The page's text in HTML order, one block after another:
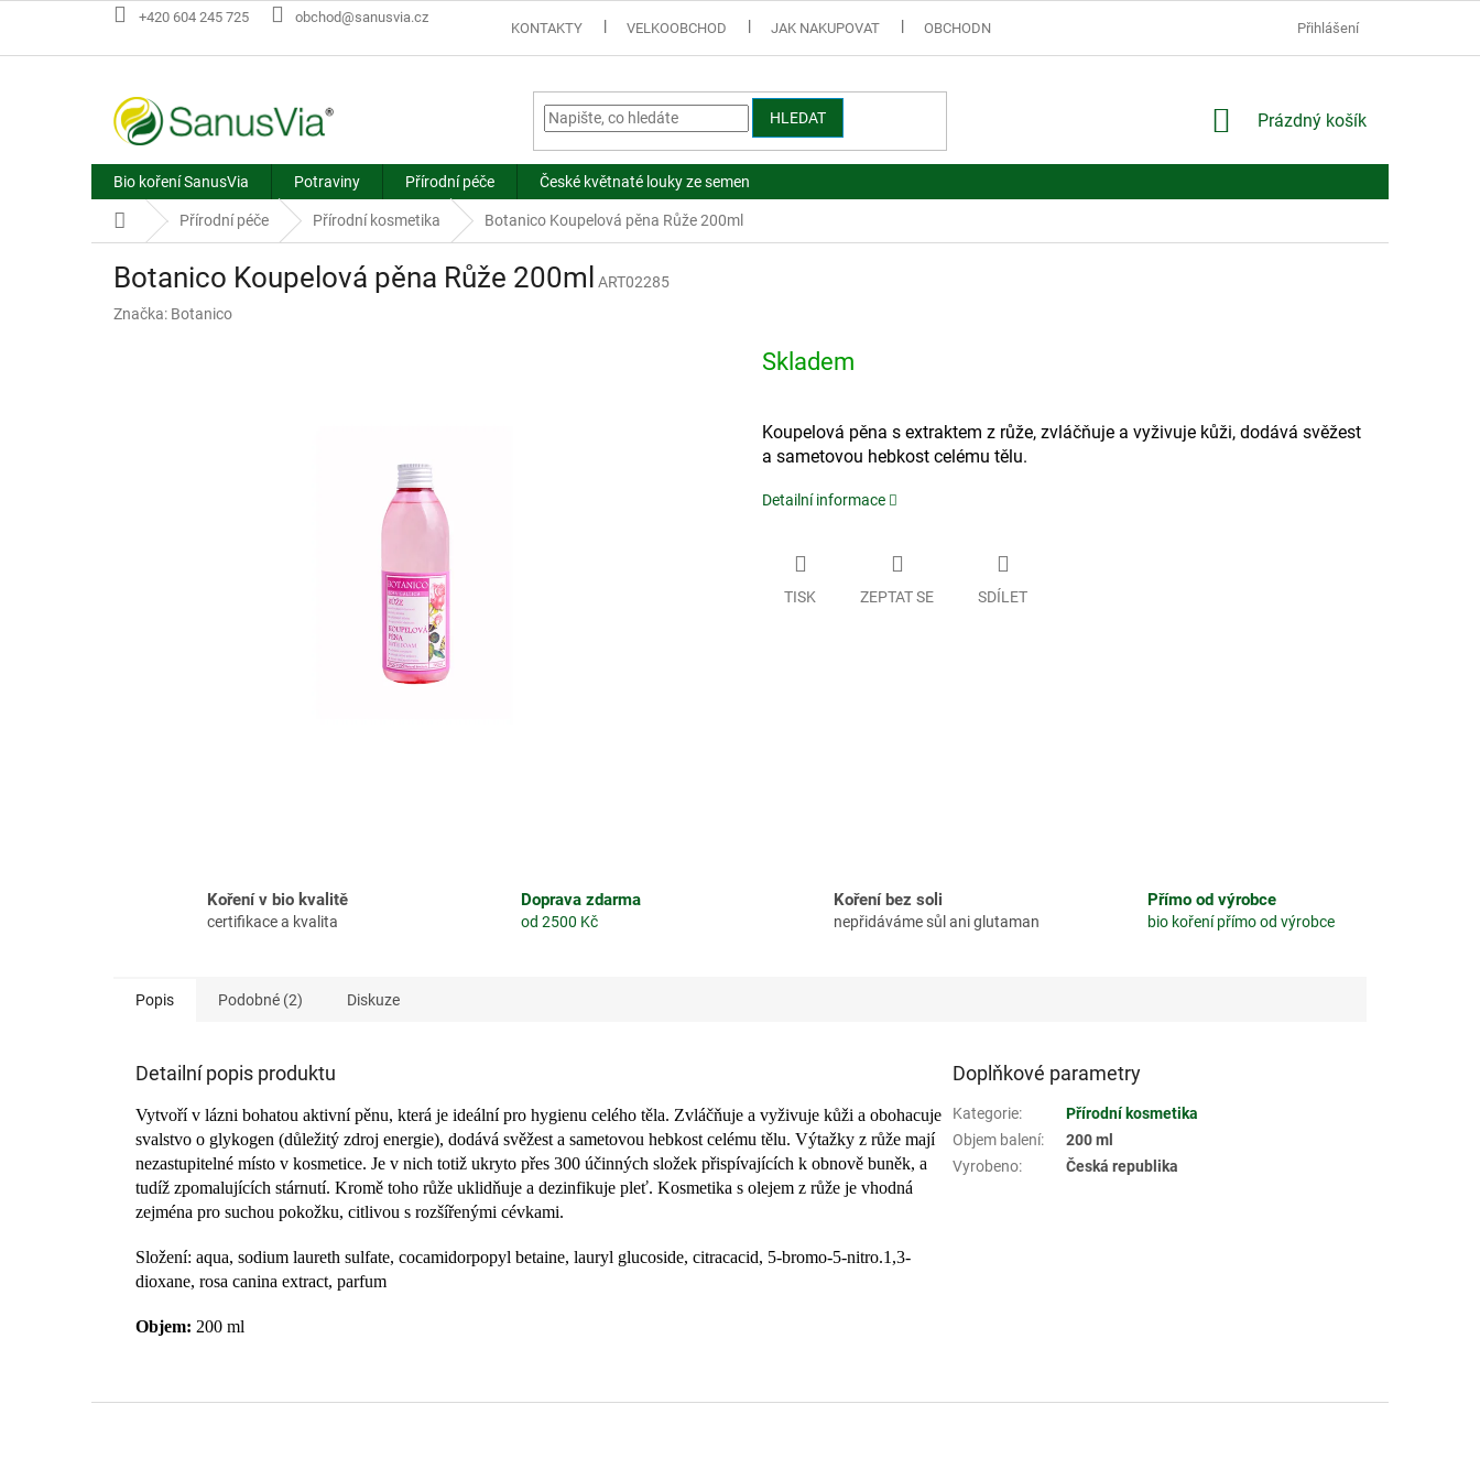
+420 604 245 725 obchod@sanusvia.cz
KONTAKTY VELKOOBCHOD JAK NAKUPOVAT OBCHODNÍ PODMÍNKY PODMÍNKY OCHRANY OSOBNÍCH ÚDAJŮ
Přihlášení
HLEDAT
NÁKUPNÍ
Prázdný košík
Bio koření SanusVia Potraviny Přírodní péče České květnaté louky ze semen
Domů Přírodní péče Přírodní kosmetika Botanico Koupelová pěna Růže 200ml
Botanico Koupelová pěna Růže 200ml
ART02285
Značka: Botanico
Skladem
Koupelová pěna s extraktem z růže, zvláčňuje a vyživuje kůži, dodává svěžest
a sametovou hebkost celému tělu.
Detailní informace
TISK ZEPTAT SE SDÍLET
Koření v bio kvalitě
certifikace a kvalita
Doprava zdarma
od 2500 Kč
Koření bez soli
nepřidáváme sůl ani glutaman
Přímo od výrobce
bio koření přímo od výrobce
Popis Podobné (2) Diskuze
Detailní popis produktu
Vytvoří v lázni bohatou aktivní pěnu, která je ideální pro hygienu celého těla. Zvláčňuje a vyživuje kůži a obohacuje
svalstvo o glykogen (důležitý zdroj energie), dodává svěžest a sametovou hebkost celému tělu. Výtažky z růže mají
nezastupitelné místo v kosmetice. Je v nich totiž ukryto přes 300 účinných složek přispívajících k obnově buněk, a
tudíž zpomalujících stárnutí. Kromě toho růže uklidňuje a dezinfikuje pleť. Kosmetika s olejem z růže je vhodná
zejména pro suchou pokožku, citlivou s rozšířenými cévkami.
Složení: aqua, sodium laureth sulfate, cocamidorpopyl betaine, lauryl glucoside, citracacid, 5-bromo-5-nitro.1,3-
dioxane, rosa canina extract, parfum
Objem: 200 ml
Doplňkové parametry
Kategorie:
Přírodní kosmetika
Objem balení:
200 ml
Vyrobeno: Česká republika